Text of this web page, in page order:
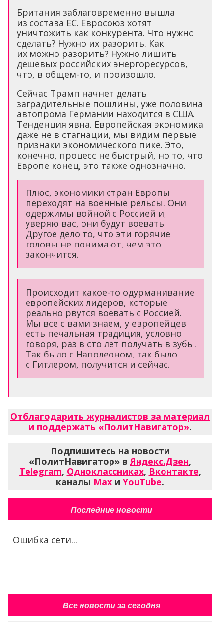
Британия заблаговременно вышла
из состава ЕС. Евросоюз хотят
уничтожить как конкурента. Что нужно
сделать? Нужно их разорить. Как
их можно разорить? Нужно лишить
дешевых российских энергоресурсов,
что, в общем-то, и произошло.
Сейчас Трамп начнет делать
заградительные пошлины, уже половина
автопрома Германии находится в США.
Тенденция явна. Европейская экономика
даже не в стагнации, мы видим первые
признаки экономического пике. Это,
конечно, процесс не быстрый, но то, что
Европе конец, это также однозначно.
Плюс, экономики стран Европы
переходят на военные рельсы. Они
одержимы войной с Россией и,
уверяю вас, они будут воевать.
Другое дело то, что эти горячие
головы не понимают, чем это
закончится.
Происходит какое-то одурманивание
европейских лидеров, которые
реально рвутся воевать с Россией.
Мы все с вами знаем, у европейцев
есть печальная традиция, условно
говоря, раз в сто лет получать в зубы.
Так было с Наполеоном, так было
с Гитлером, получится и сейчас.
Отблагодарить журналистов за материал
и поддержать «ПолитНавигатор».
Подпишитесь на новости
«ПолитНавигатор» вЯндекс.Дзен,
Telegram, Одноклассниках, Вконтакте,
каналы Max и YouTube.
Последние новости
Ошибка сети...
Все новости за сегодня